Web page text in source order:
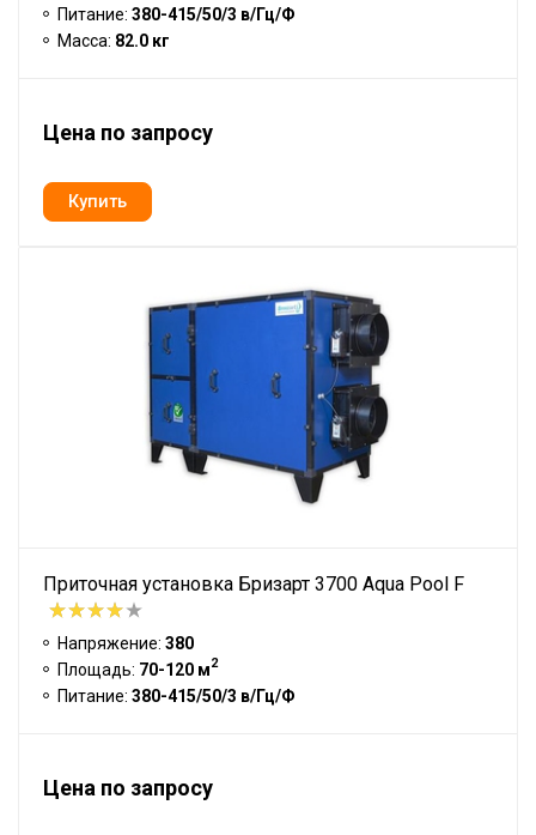
Питание: 380-415/50/3 в/Гц/Ф
Масса: 82.0 кг
Цена по запросу
Приточная установка Бризарт 3700 Aqua Pool F
Напряжение: 380
Площадь: 70-120 м2
Питание: 380-415/50/3 в/Гц/Ф
Цена по запросу